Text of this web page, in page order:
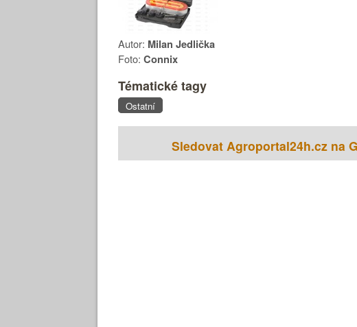
Autor: Milan Jedlička
Foto: Connix
Tématické tagy
Ostatní
Sledovat Agroportal24h.cz na